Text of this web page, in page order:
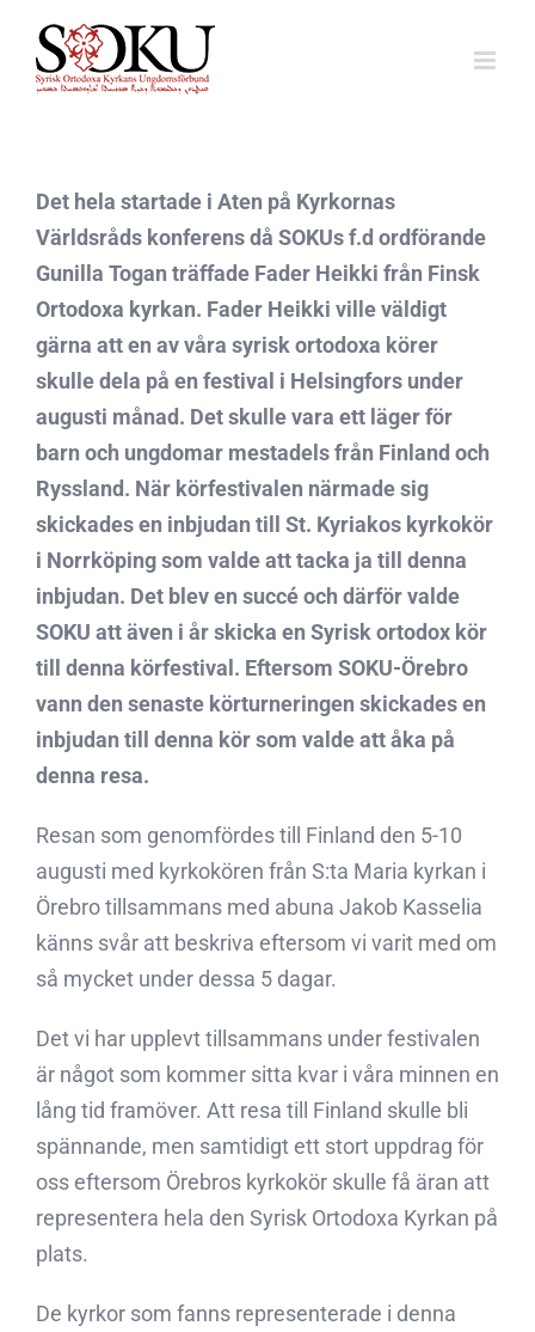
innehållet
Det hela startade i Aten på Kyrkornas
Världsråds konferens då SOKUs f.d ordförande
Gunilla Togan träffade Fader Heikki från Finsk
Ortodoxa kyrkan. Fader Heikki ville väldigt
gärna att en av våra syrisk ortodoxa körer
skulle dela på en festival i Helsingfors under
augusti månad. Det skulle vara ett läger för
barn och ungdomar mestadels från Finland och
Ryssland. När körfestivalen närmade sig
skickades en inbjudan till St. Kyriakos kyrkokör
i Norrköping som valde att tacka ja till denna
inbjudan. Det blev en succé och därför valde
SOKU att även i år skicka en Syrisk ortodox kör
till denna körfestival. Eftersom SOKU-Örebro
vann den senaste körturneringen skickades en
inbjudan till denna kör som valde att åka på
denna resa.
Resan som genomfördes till Finland den 5-10
augusti med kyrkokören från S:ta Maria kyrkan i
Örebro tillsammans med abuna Jakob Kasselia
känns svår att beskriva eftersom vi varit med om
så mycket under dessa 5 dagar.
Det vi har upplevt tillsammans under festivalen
är något som kommer sitta kvar i våra minnen en
lång tid framöver. Att resa till Finland skulle bli
spännande, men samtidigt ett stort uppdrag för
oss eftersom Örebros kyrkokör skulle få äran att
representera hela den Syrisk Ortodoxa Kyrkan på
plats.
De kyrkor som fanns representerade i denna